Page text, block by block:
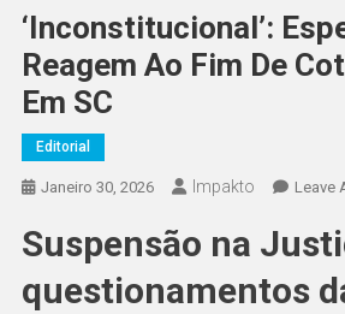
‘Inconstitucional’:
Reagem Ao Fim De
Em SC
Editorial
Janeiro 30, 2026 Impakto Leave
Suspensão na
questionamentos